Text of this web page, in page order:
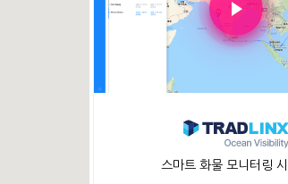
스마트 화물 모니터링